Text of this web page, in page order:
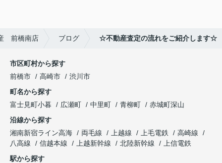
前橋南店 ブログ ☆不動産査定の流れをご紹介します☆
市区町村から探す
前橋市
高崎市
渋川市
町名から探す
富士見町小暮
広瀬町 中里町 青柳町
赤城町深山
沿線から探す
湘南新宿ライン高海
両毛線 上越線 上毛電鉄
高崎線
八高線
信越本線 上越新幹線 北陸新幹線
上信電鉄
駅から探す